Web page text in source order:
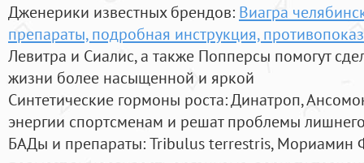
Дженерики известных брендов: Виагра
препараты, подробная инструкция,
Левитра и Сиалис, а также Попперсы помогут
жизни более насыщенной и яркой
Синтетические гормоны роста: Динатроп,
энергии спортсменам и решат проблемы
БАДы и препараты:Tribulus terrestris, Мориамин